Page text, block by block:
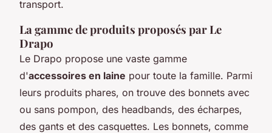
transport.
La gamme de produits proposés par Le
Drapo
Le Drapo propose une vaste gamme
d'accessoires en laine pour toute la famille. Parmi
leurs produits phares, on trouve des bonnets avec
ou sans pompon, des headbands, des écharpes,
des gants et des casquettes. Les bonnets, comme